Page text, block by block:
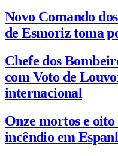
Novo Comando
de Esmoriz toma
Chefe dos
com Voto de
internacional
Onze mortos e
incêndio em